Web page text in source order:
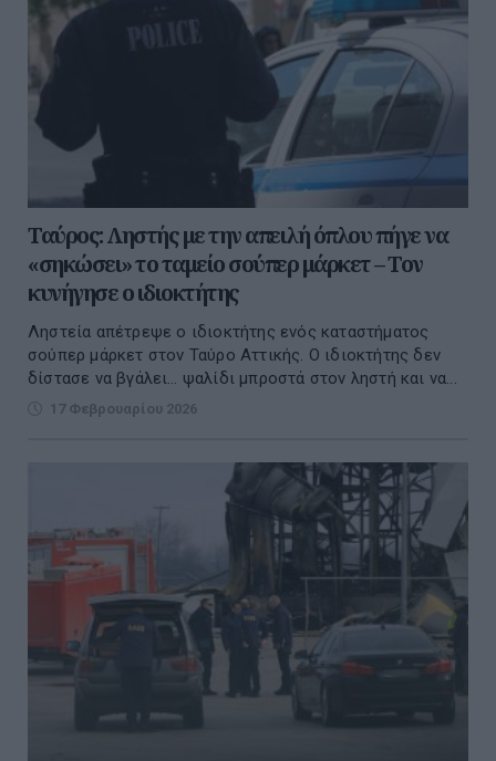
Ταύρος: Ληστής με την απειλή όπλου πήγε να
«σηκώσει» το ταμείο σούπερ μάρκετ – Τον
κυνήγησε ο ιδιοκτήτης
Ληστεία απέτρεψε ο ιδιοκτήτης ενός καταστήματος
σούπερ μάρκετ στον Ταύρο Αττικής. Ο ιδιοκτήτης δεν
δίστασε να βγάλει… ψαλίδι μπροστά στον ληστή και να...
17 Φεβρουαρίου 2026